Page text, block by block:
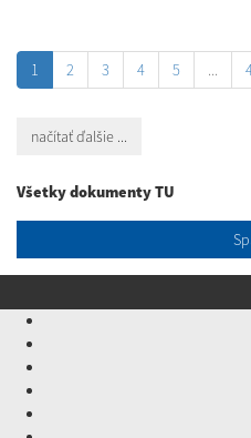
1 2 3 4 5 ...
načítať ďalšie ...
Všetky dokumenty TU